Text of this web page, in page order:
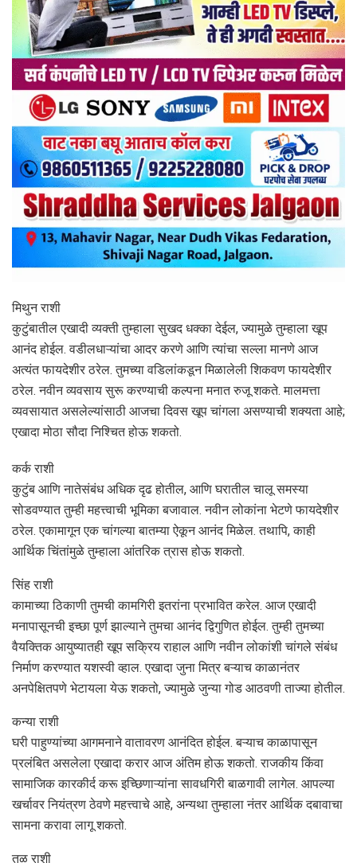
मिथुन राशी
कुटुंबातील एखादी व्यक्ती तुम्हाला सुखद धक्का देईल, ज्यामुळे तुम्हाला खूप
आनंद होईल. वडीलधाऱ्यांचा आदर करणे आणि त्यांचा सल्ला मानणे आज
अत्यंत फायदेशीर ठरेल. तुमच्या वडिलांकडून मिळालेली शिकवण फायदेशीर
ठरेल. नवीन व्यवसाय सुरू करण्याची कल्पना मनात रुजू शकते. मालमत्ता
व्यवसायात असलेल्यांसाठी आजचा दिवस खूप चांगला असण्याची शक्यता आहे;
एखादा मोठा सौदा निश्चित होऊ शकतो.
कर्क राशी
कुटुंब आणि नातेसंबंध अधिक दृढ होतील, आणि घरातील चालू समस्या
सोडवण्यात तुम्ही महत्त्वाची भूमिका बजावाल. नवीन लोकांना भेटणे फायदेशीर
ठरेल. एकामागून एक चांगल्या बातम्या ऐकून आनंद मिळेल. तथापि, काही
आर्थिक चिंतांमुळे तुम्हाला आंतरिक त्रास होऊ शकतो.
सिंह राशी
कामाच्या ठिकाणी तुमची कामगिरी इतरांना प्रभावित करेल. आज एखादी
मनापासूनची इच्छा पूर्ण झाल्याने तुमचा आनंद द्विगुणित होईल. तुम्ही तुमच्या
वैयक्तिक आयुष्यातही खूप सक्रिय राहाल आणि नवीन लोकांशी चांगले संबंध
निर्माण करण्यात यशस्वी व्हाल. एखादा जुना मित्र बऱ्याच काळानंतर
अनपेक्षितपणे भेटायला येऊ शकतो, ज्यामुळे जुन्या गोड आठवणी ताज्या होतील.
कन्या राशी
घरी पाहुण्यांच्या आगमनाने वातावरण आनंदित होईल. बऱ्याच काळापासून
प्रलंबित असलेला एखादा करार आज अंतिम होऊ शकतो. राजकीय किंवा
सामाजिक कारकीर्द करू इच्छिणाऱ्यांना सावधगिरी बाळगावी लागेल. आपल्या
खर्चावर नियंत्रण ठेवणे महत्त्वाचे आहे, अन्यथा तुम्हाला नंतर आर्थिक दबावाचा
सामना करावा लागू शकतो.
तुळ राशी